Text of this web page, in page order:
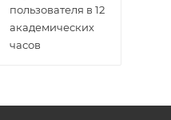
пользователя в 12
академических
часов